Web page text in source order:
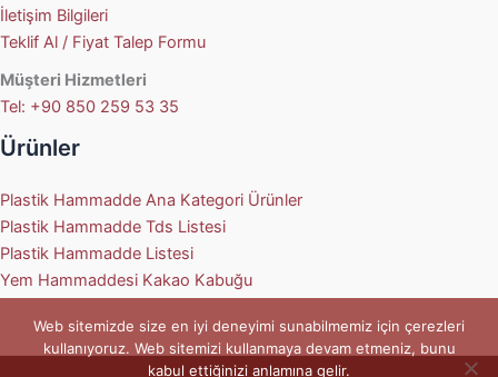
İletişim Bilgileri
Teklif Al / Fiyat Talep Formu
Müşteri Hizmetleri
Tel: +90 850 259 53 35
Ürünler
Plastik Hammadde Ana Kategori Ürünler
Plastik Hammadde Tds Listesi
Plastik Hammadde Listesi
Yem Hammaddesi Kakao Kabuğu
Web sitemizde size en iyi deneyimi sunabilmemiz için çerezleri
kullanıyoruz. Web sitemizi kullanmaya devam etmeniz, bunu
kabul ettiğinizi anlamına gelir.